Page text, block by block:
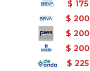
$ 175
$ 200
$ 200
$ 200
$ 225